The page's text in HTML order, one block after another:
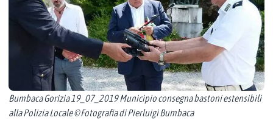
Bumbaca Gorizia 19_07_2019 Municipio consegna bastoni estensibili
alla Polizia Locale © Fotografia di Pierluigi Bumbaca